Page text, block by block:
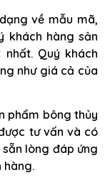
về mẫu mã,
khách hàng sản
Quý khách
như giá cả của
phẩm bông thủy
tư vấn và có
lòng đáp ứng
hàng.